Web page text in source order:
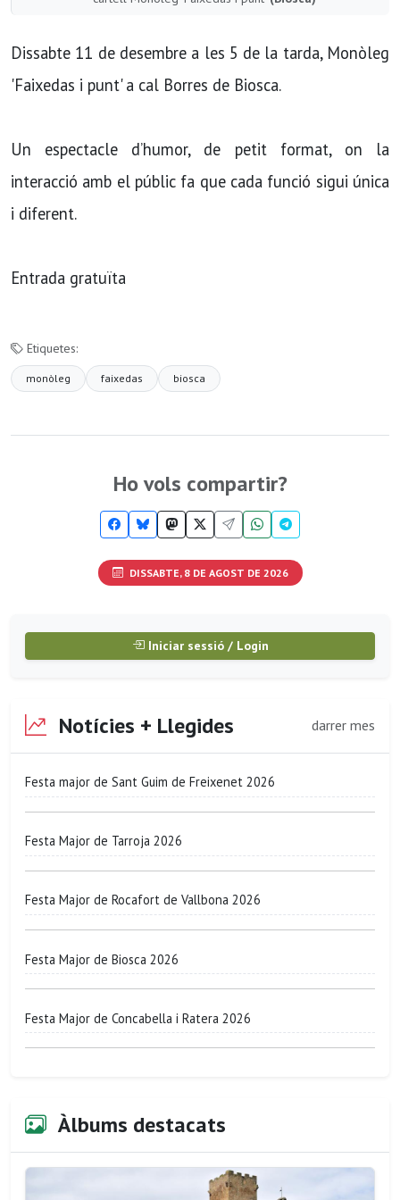
Dissabte 11 de desembre a les 5 de la tarda, Monòleg
'Faixedas i punt' a cal Borres de Biosca.
Un espectacle d’humor, de petit format, on la
interacció amb el públic fa que cada funció sigui única
i diferent.
Entrada gratuïta
Etiquetes:
monòleg faixedas biosca
Ho vols compartir?
DISSABTE, 8 DE AGOST DE 2026
Iniciar sessió / Login
Notícies + Llegides darrer mes
Festa major de Sant Guim de Freixenet 2026
Festa Major de Tarroja 2026
Festa Major de Rocafort de Vallbona 2026
Festa Major de Biosca 2026
Festa Major de Concabella i Ratera 2026
Àlbums destacats